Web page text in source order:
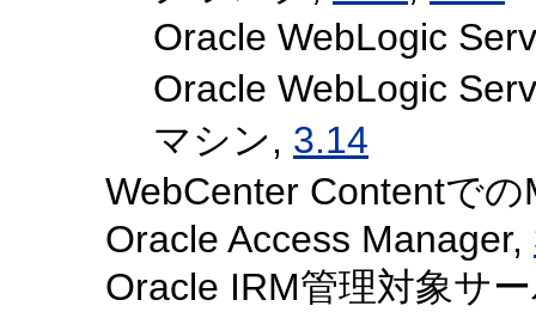
Oracle WebLogic
Oracle WebLogic
マシン, 3.14
WebCenter Contentで
Oracle Access Manager,
Oracle IRM管理対象サ